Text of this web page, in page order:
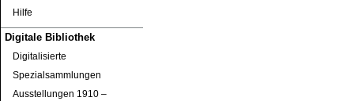
Hilfe
Digitale Bibliothek
Digitalisierte
Spezialsammlungen
Ausstellungen 1910 ‒